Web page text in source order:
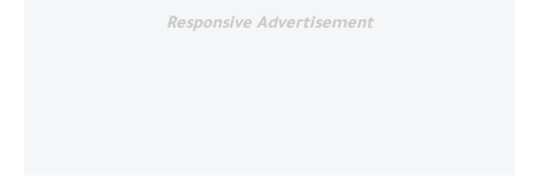
Responsive Advertisement